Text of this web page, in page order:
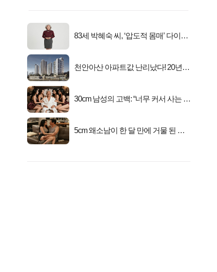
83세 박혜숙 씨, ‘압도적 몸매’ 다이어
천안아산 아파트값 난리났다! 20년
30cm 남성의 고백: “너무 커서 사는 게
5cm 왜소남이 한 달 만에 거물 된 사